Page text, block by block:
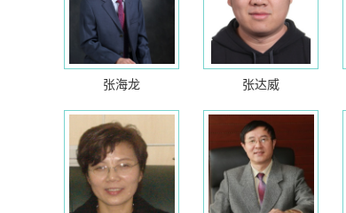
张海龙 张达威